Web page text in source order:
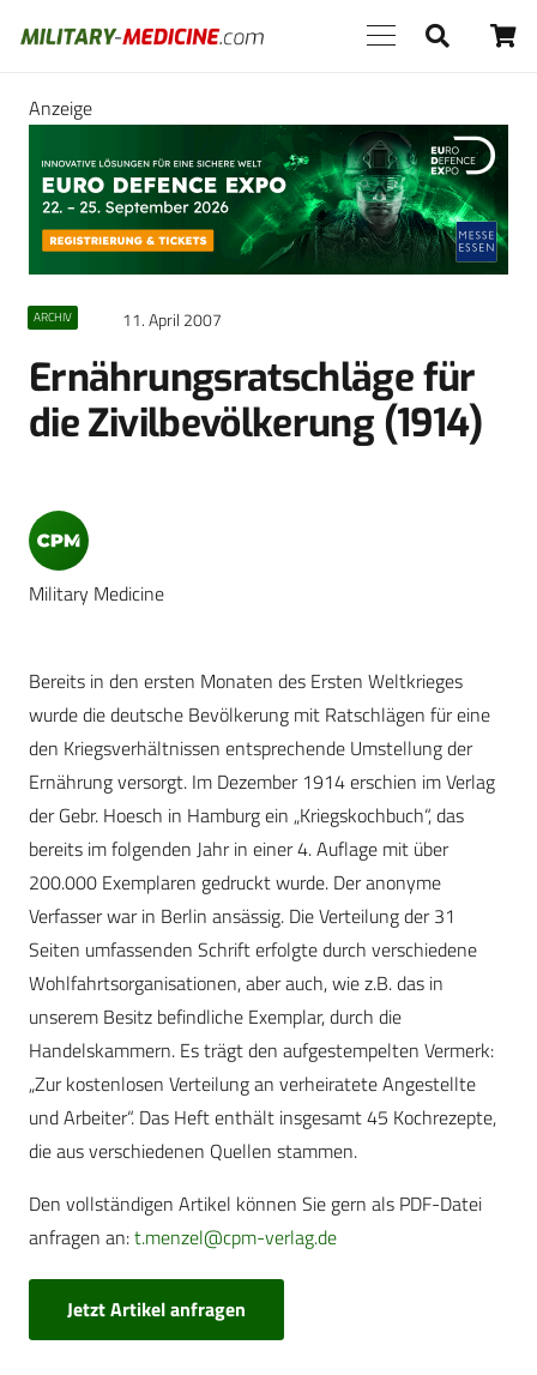
Anzeige
ARCHIV 11. April 2007
Ernährungsratschläge für
die Zivilbevölkerung (1914)
Military Medicine
Bereits in den ersten Monaten des Ersten Weltkrieges
wurde die deutsche Bevölkerung mit Ratschlägen für eine
den Kriegsverhältnissen entsprechende Umstellung der
Ernährung versorgt. Im Dezember 1914 erschien im Verlag
der Gebr. Hoesch in Hamburg ein „Kriegskochbuch“, das
bereits im folgenden Jahr in einer 4. Auflage mit über
200.000 Exemplaren gedruckt wurde. Der anonyme
Verfasser war in Berlin ansässig. Die Verteilung der 31
Seiten umfassenden Schrift erfolgte durch verschiedene
Wohlfahrtsorganisationen, aber auch, wie z.B. das in
unserem Besitz befindliche Exemplar, durch die
Handelskammern. Es trägt den aufgestempelten Vermerk:
„Zur kostenlosen Verteilung an verheiratete Angestellte
und Arbeiter“. Das Heft enthält insgesamt 45 Kochrezepte,
die aus verschiedenen Quellen stammen.
Den vollständigen Artikel können Sie gern als PDF-Datei
anfragen an:t.menzel@cpm-verlag.de
Jetzt Artikel anfragen